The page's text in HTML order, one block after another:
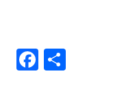
Facebook